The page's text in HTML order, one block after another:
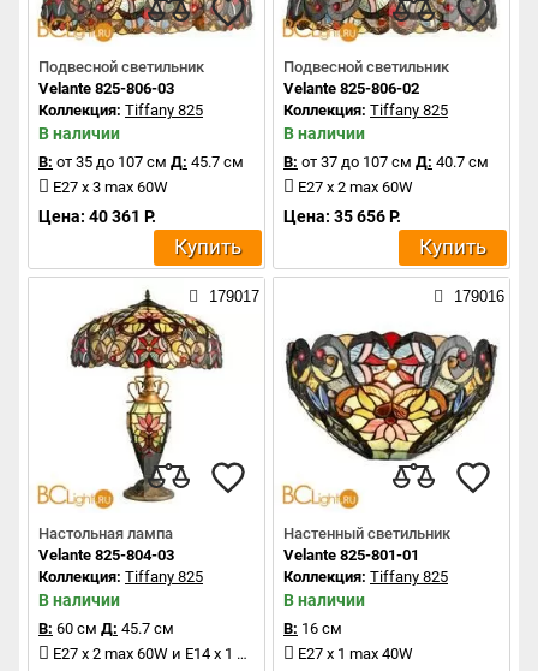
Подвесной светильник
Velante 825-806-03
Коллекция: Tiffany 825
В наличии
В: от 35 до 107 см Д: 45.7 см
E27 x 3 max 60W
Цена: 40 361 Р.
Купить
Подвесной светильник
Velante 825-806-02
Коллекция: Tiffany 825
В наличии
В: от 37 до 107 см Д: 40.7 см
E27 x 2 max 60W
Цена: 35 656 Р.
Купить
179017
Настольная лампа
Velante 825-804-03
Коллекция: Tiffany 825
В наличии
В: 60 см Д: 45.7 см
E27 x 2 max 60W и E14 x 1 max 25W
179016
Настенный светильник
Velante 825-801-01
Коллекция: Tiffany 825
В наличии
В: 16 см
E27 x 1 max 40W